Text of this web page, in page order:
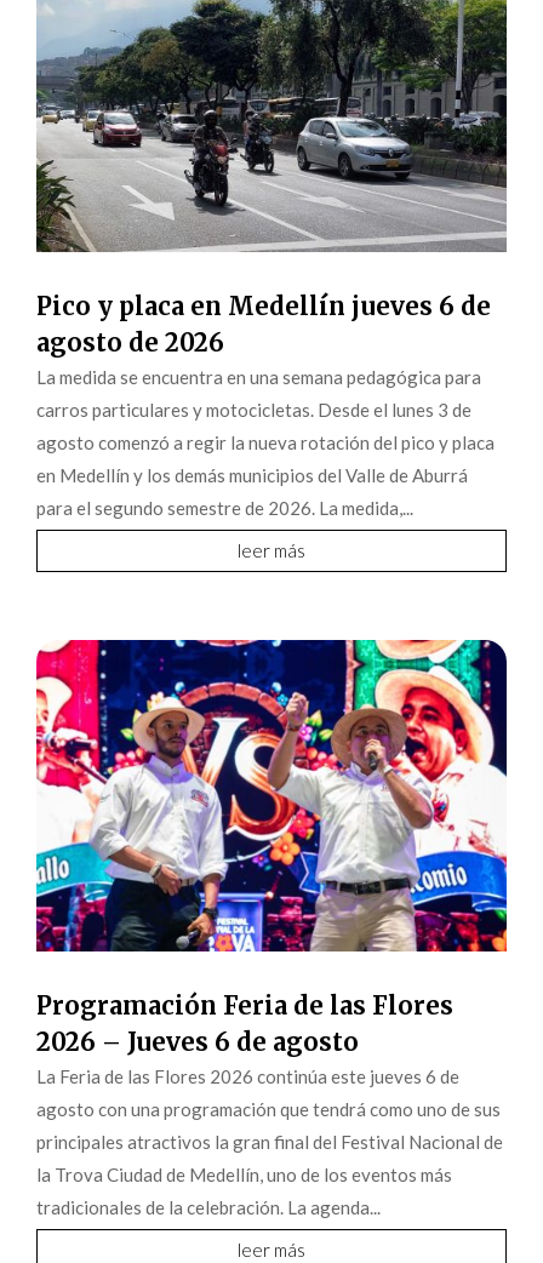
Pico y placa en Medellín jueves 6 de
agosto de 2026
La medida se encuentra en una semana pedagógica para
carros particulares y motocicletas. Desde el lunes 3 de
agosto comenzó a regir la nueva rotación del pico y placa
en Medellín y los demás municipios del Valle de Aburrá
para el segundo semestre de 2026. La medida,...
leer más
Programación Feria de las Flores
2026 – Jueves 6 de agosto
La Feria de las Flores 2026 continúa este jueves 6 de
agosto con una programación que tendrá como uno de sus
principales atractivos la gran final del Festival Nacional de
la Trova Ciudad de Medellín, uno de los eventos más
tradicionales de la celebración. La agenda...
leer más